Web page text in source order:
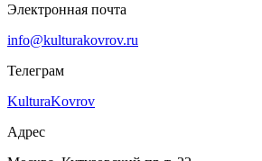
Электронная почта
info@kulturakovrov.ru
Телеграм
KulturaKovrov
Адрес